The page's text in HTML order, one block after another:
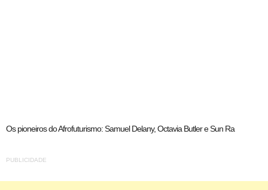
Os pioneiros do Afrofuturismo: Samuel Delany, Octavia Butler e Sun Ra
PUBLICIDADE